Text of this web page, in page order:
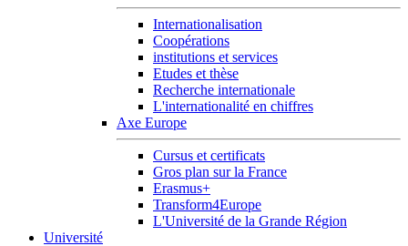
Internationalisation
Coopérations
institutions et services
Etudes et thèse
Recherche internationale
L'internationalité en chiffres
Axe Europe
Cursus et certificats
Gros plan sur la France
Erasmus+
Transform4Europe
L'Université de la Grande Région
Université